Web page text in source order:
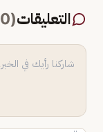
التعليقات(
0